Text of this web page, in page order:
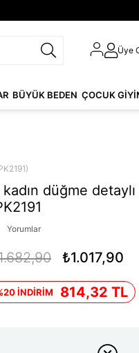
Üye
BÜYÜK BEDEN ÇOCUK
düğme
Yorumlar
₺1.017,90
İNDİRİM 814,32 TL